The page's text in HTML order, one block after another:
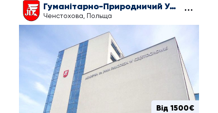
Гуманітарно-Природничий Університет ім. Яна Длугоша в Ченстохові
Ченстохова, Польща
Від 1500€